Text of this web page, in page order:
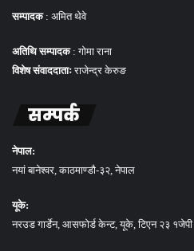
सम्पादक: अमित थेवे
अतिथि सम्पादक: गोमा राना
विशेष संवाददाताःराजेन्द्र केरुङ
सम्पर्क
नेपाल:
नयां बानेश्वर, काठमाण्डौ-३२, नेपाल
यूके:
नरउड गार्डेन, आसफोर्ड केन्ट, यूके, टिएन २३ १जेपी